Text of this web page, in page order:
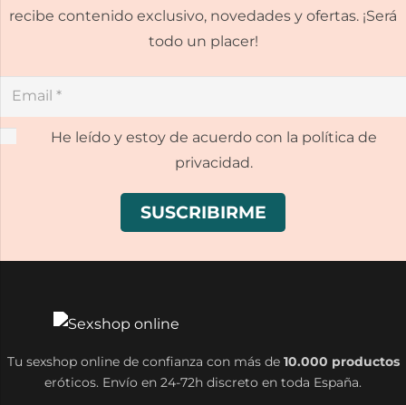
recibe contenido exclusivo, novedades y ofertas. ¡Será
todo un placer!
He leído y estoy de acuerdo con la política de
privacidad.
Tu sexshop online de confianza con más de 10.000 productos
eróticos. Envío en 24-72h discreto en toda España.